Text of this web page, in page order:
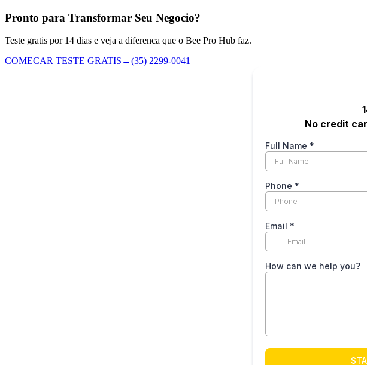
Pronto para Transformar Seu Negocio?
Teste gratis por 14 dias e veja a diferenca que o Bee Pro Hub faz.
COMECAR TESTE GRATIS →(35) 2299-0041